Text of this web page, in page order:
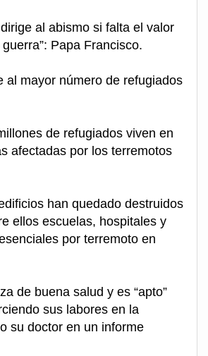
al abismo si falta el valor
Papa Francisco.
al mayor número de refugiados
de refugiados viven en
afectadas por los terremotos
han quedado destruidos
ellos escuelas, hospitales y
por terremoto en
de buena salud y es “apto”
sus labores en la
su doctor en un informe